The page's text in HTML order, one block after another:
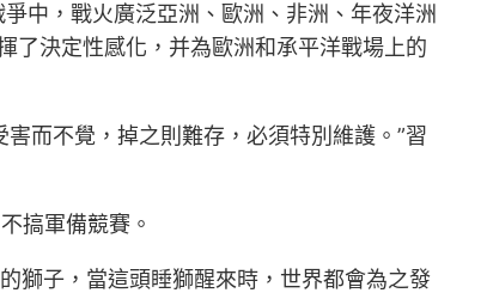
中，戰火廣泛亞洲、歐洲、非洲、年夜洋洲
了決定性感化，并為歐洲和承平洋戰場上的
而不覺，掉之則難存，必須特別維護。”習
搞軍備競賽。
獅子，當這頭睡獅醒來時，世界都會為之發